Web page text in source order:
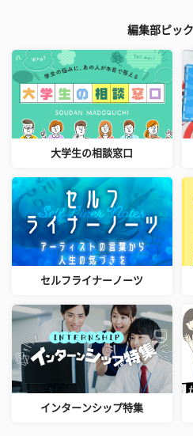
編集部ピッ
大学生の相談窓口
セルフライナーノーツ
インターンシップ特集